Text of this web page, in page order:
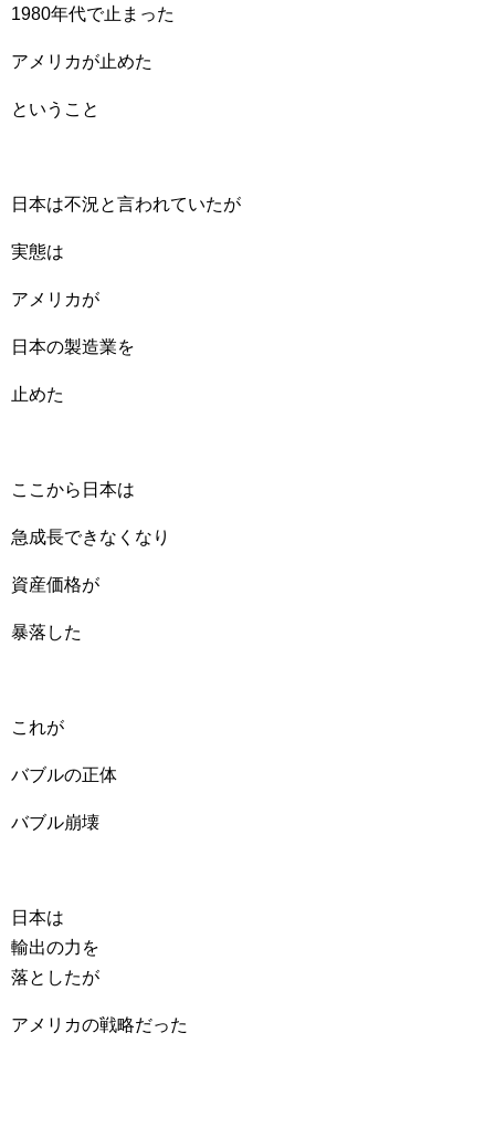
1980年代で止まった
アメリカが止めた
ということ
日本は不況と言われていたが
実態は
アメリカが
日本の製造業を
止めた
ここから日本は
急成長できなくなり
資産価格が
暴落した
これが
バブルの正体
バブル崩壊
日本は
輸出の力を
落としたが
アメリカの戦略だった